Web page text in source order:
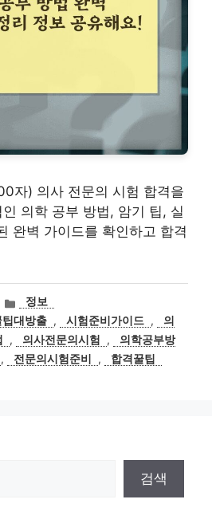
자) 의사 전문의 시험 합격을
의학 공부 방법, 암기 팁, 실
완벽 가이드를 확인하고 합격
카
테
고
리
정보
팁대방출 , 시험준비가이드 ,
의
, 의사전문의시험 ,
의학공부방
, 전문의시험준비 , 합격꿀팁
검색